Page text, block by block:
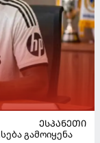
ᲔᲡᲞᲐᲜᲔᲗᲘ
გამოიყენა